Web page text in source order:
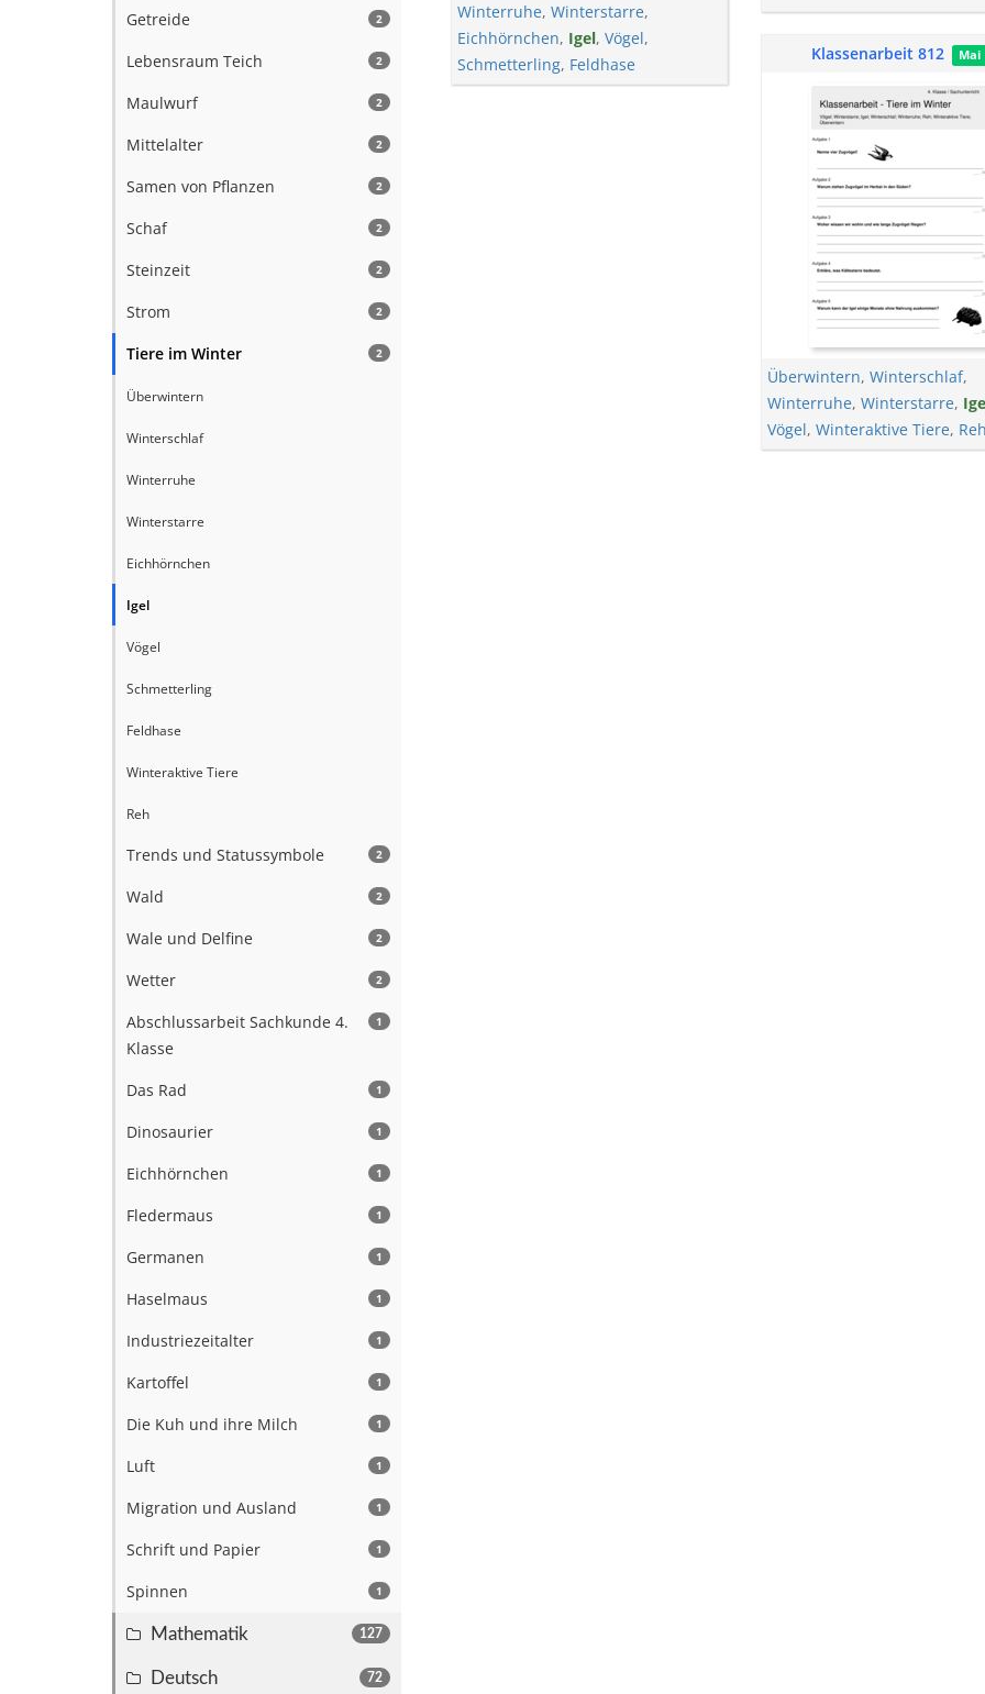
2
Getreide
2
Lebensraum Teich
2
Maulwurf
2
Mittelalter
2
Samen von Pflanzen
2
Schaf
2
Steinzeit
2
Strom
2
Tiere im Winter
Überwintern
Winterschlaf
Winterruhe
Winterstarre
Eichhörnchen
Igel
Vögel
Schmetterling
Feldhase
Winteraktive Tiere
Reh
2
Trends und Statussymbole
2
Wald
2
Wale und Delfine
2
Wetter
1
Abschlussarbeit Sachkunde 4.
Klasse
1
Das Rad
1
Dinosaurier
1
Eichhörnchen
1
Fledermaus
1
Germanen
1
Haselmaus
1
Industriezeitalter
1
Kartoffel
1
Die Kuh und ihre Milch
1
Luft
1
Migration und Ausland
1
Schrift und Papier
1
Spinnen
127
Mathematik
72
Deutsch
Winterruhe, Winterstarre,
Eichhörnchen, Igel, Vögel,
Schmetterling, Feldhase
Klassenarbeit 812 Mai
Überwintern, Winterschlaf,
Winterruhe, Winterstarre,
Vögel, Winteraktive Tiere, Reh